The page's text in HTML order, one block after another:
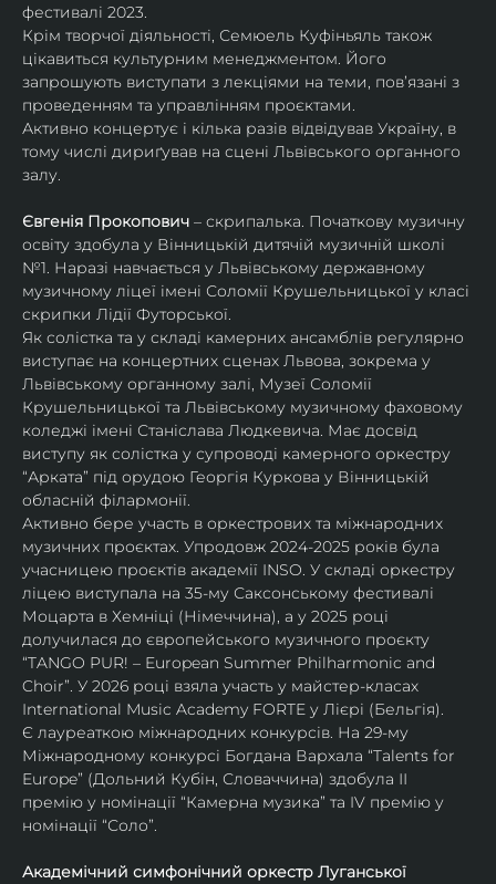
фестивалі 2023.
Крім творчої діяльності, Семюель Куфіньяль також
цікавиться культурним менеджментом. Його
запрошують виступати з лекціями на теми, пов’язані з
проведенням та управлінням проєктами.
Активно концертує і кілька разів відвідував Україну, в
тому числі дириґував на сцені Львівського органного
залу.
Євгенія Прокопович – скрипалька. Початкову музичну
освіту здобула у Вінницькій дитячій музичній школі
№1. Наразі навчається у Львівському державному
музичному ліцеї імені Соломії Крушельницької у класі
скрипки Лідії Футорської.
Як солістка та у складі камерних ансамблів регулярно
виступає на концертних сценах Львова, зокрема у
Львівському органному залі, Музеї Соломії
Крушельницької та Львівському музичному фаховому
коледжі імені Станіслава Людкевича. Має досвід
виступу як солістка у супроводі камерного оркестру
“Арката” під орудою Георгія Куркова у Вінницькій
обласній філармонії.
Активно бере участь в оркестрових та міжнародних
музичних проєктах. Упродовж 2024-2025 років була
учасницею проєктів академії INSO. У складі оркестру
ліцею виступала на 35-му Саксонському фестивалі
Моцарта в Хемніці (Німеччина), а у 2025 році
долучилася до європейського музичного проєкту
“TANGO PUR! – European Summer Philharmonic and
Choir”. У 2026 році взяла участь у майстер-класах
International Music Academy FORTE у Лієрі (Бельгія).
Є лауреаткою міжнародних конкурсів. На 29-му
Міжнародному конкурсі Богдана Вархала “Talents for
Europe” (Дольний Кубін, Словаччина) здобула ІІ
премію у номінації “Камерна музика” та IV премію у
номінації “Соло”.
Академічний симфонічний оркестр Луганської